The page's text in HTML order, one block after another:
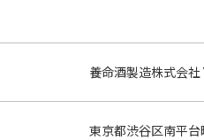
養命酒製造株式会社
東京都渋谷区南平